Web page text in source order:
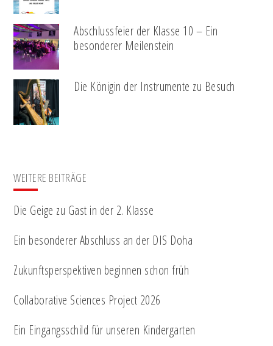
Abschlussfeier der Klasse 10 – Ein
besonderer Meilenstein
Die Königin der Instrumente zu Besuch
WEITERE BEITRÄGE
Die Geige zu Gast in der 2. Klasse
Ein besonderer Abschluss an der DIS Doha
Zukunftsperspektiven beginnen schon früh
Collaborative Sciences Project 2026
Ein Eingangsschild für unseren Kindergarten